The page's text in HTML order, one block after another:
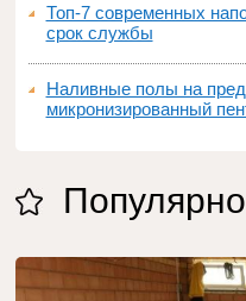
Топ‑7 современных
срок службы
Наливные полы на
микронизированный